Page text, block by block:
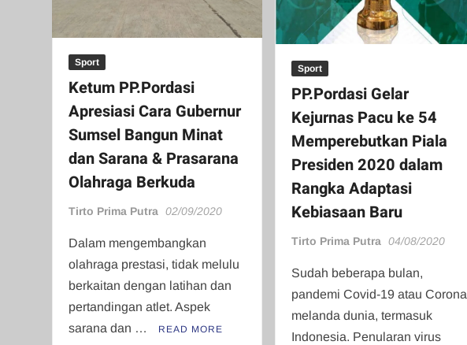
Sport
Ketum PP.Pordasi
Apresiasi Cara Gubernur
Sumsel Bangun Minat
dan Sarana & Prasarana
Olahraga Berkuda
Tirto Prima Putra 02/09/2020
Dalam mengembangkan
olahraga prestasi, tidak melulu
berkaitan dengan latihan dan
pertandingan atlet. Aspek
sarana dan …
READ MORE
Sport
PP.Pordasi Gelar
Kejurnas Pacu ke 54
Memperebutkan Piala
Presiden 2020 dalam
Rangka Adaptasi
Kebiasaan Baru
Tirto Prima Putra 04/08/2020
Sudah beberapa bulan,
pandemi Covid-19 atau Corona
melanda dunia, termasuk
Indonesia. Penularan virus